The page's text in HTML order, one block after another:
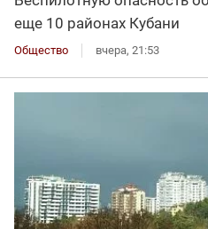
еще 10 районах Кубани
Общество вчера, 21:53